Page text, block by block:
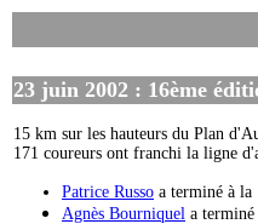
23 juin 2002 : 16ème
15 km sur les hauteurs du Plan
171 coureurs ont franchi la ligne
Patrice Russo a terminé à la
Agnès Bourniquel a terminé